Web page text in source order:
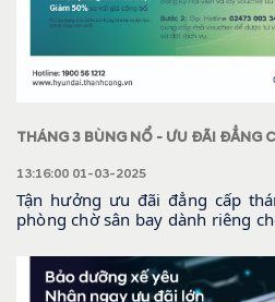
THÁNG 3 BÙNG NỔ - ƯU ĐÃI ĐẲNG
13:16:00 01-03-2025
Tận hưởng ưu đãi đẳng cấp
phòng chờ sân bay dành riêng
giảm thêm 200.000đ trên giá đã